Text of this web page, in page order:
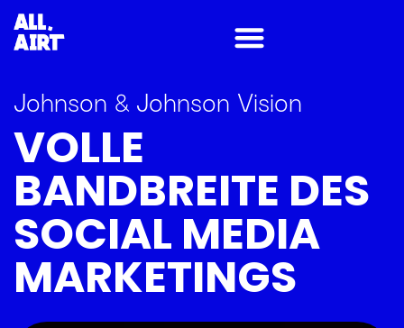
Johnson & Johnson Vision
VOLLE
BANDBREITE DES
SOCIAL MEDIA
MARKETINGS